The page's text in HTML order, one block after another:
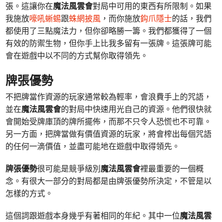
張。這讓你在魔法風雲會對局中可用的東西有所限制。如果
我施放嚎吼蜥蜴跟蛛網披風 ，而你施放鈎爪隱士的話，我們
都使用了三點魔法力，但你卻略勝一籌。我們都獲得了一個
有效的防禦生物，但你手上比我多留有一張牌。這張牌可能
會在遊戲中以不同的方式幫你取得領先。
牌張優勢
不把牌當作資源的玩家通常較為輕率，會浪費手上的咒語，
並在魔法風雲會的對局中快速用光自己的資源。他們很快就
會開始受牌庫頂的牌所擺佈，而那不只令人恐慌也不可靠。
另一方面，把牌當做有價值資源的玩家，將會榨出每個咒語
的任何一滴價值，並盡可能地在遊戲中取得領先。
牌張優勢很可能是競爭級別魔法風雲會裡最重要的一個概
念。有很大一部分的對局都是由牌張優勢所決定，不管是以
怎樣的方式。
這個詞跟遊戲本身幾乎有著相同的年紀。其中一位魔法風雲